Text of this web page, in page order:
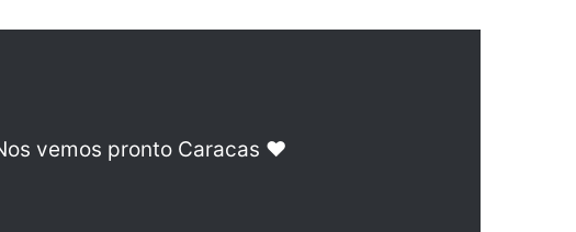
vemos pronto Caracas ♥️